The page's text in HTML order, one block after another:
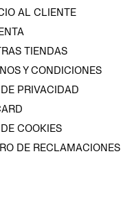
AL CLIENTE
TIENDAS
Y CONDICIONES
PRIVACIDAD
COOKIES
DE RECLAMACIONES